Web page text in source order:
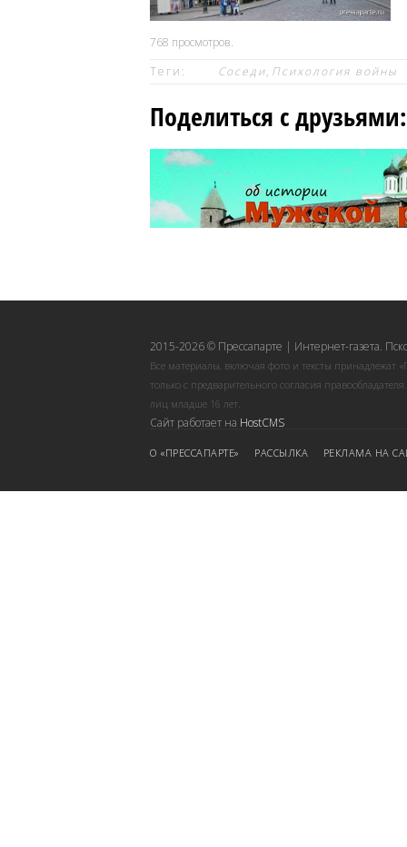
768 просмотров.
Теги:
Соседи, Психология войны
Поделиться с друзьями:
2015-2026 © Прессапарте | Интернет-газета.
Все материалы, включая фото и тексты принадлежат
только с предварительного согласия
лиц младше 16 лет.
Сайт работает на HostCMS
О «ПРЕССАПАРТЕ» РАССЫЛКА РЕКЛАМА НА